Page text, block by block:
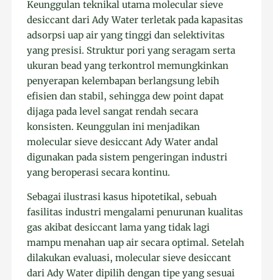
Keunggulan teknikal utama molecular sieve
desiccant dari Ady Water terletak pada kapasitas
adsorpsi uap air yang tinggi dan selektivitas
yang presisi. Struktur pori yang seragam serta
ukuran bead yang terkontrol memungkinkan
penyerapan kelembapan berlangsung lebih
efisien dan stabil, sehingga dew point dapat
dijaga pada level sangat rendah secara
konsisten. Keunggulan ini menjadikan
molecular sieve desiccant Ady Water andal
digunakan pada sistem pengeringan industri
yang beroperasi secara kontinu.
Sebagai ilustrasi kasus hipotetikal, sebuah
fasilitas industri mengalami penurunan kualitas
gas akibat desiccant lama yang tidak lagi
mampu menahan uap air secara optimal. Setelah
dilakukan evaluasi, molecular sieve desiccant
dari Ady Water dipilih dengan tipe yang sesuai